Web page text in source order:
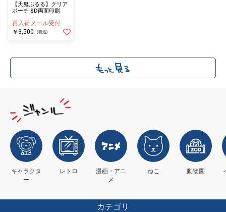
【天鬼ぷるる】クリア
ポーチ SD両面印刷
再入荷メール受付
￥3,500
(税込)
キャラクタ
ー
レトロ
漫画・アニ
メ
ねこ 動物園
カテゴリ